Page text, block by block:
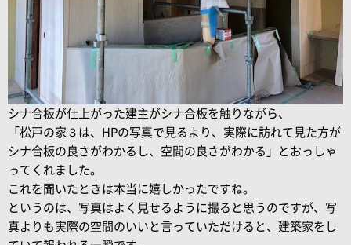
シナ合板が仕上がった建主がシナ合板を触りながら、
「松戸の家３は、HPの写真で見るより、実際に訪れて見た方が
シナ合板の良さがわかるし、空間の良さがわかる」とおっしゃ
ってくれました。
これを聞いたときは本当に嬉しかったですね。
というのは、写真はよく見せるように撮ると思うのですが、写
真よりも実際の空間のいいと言っていただけると、建築家をし